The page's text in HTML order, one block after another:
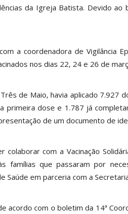
da Igreja Batista. Devido
a coordenadora de Vigilância
nos dias 22, 24 e 26 de
de Maio, havia aplicado 7.927
primeira dose e 1.787 já
de um documento de
colaborar com a Vacinação
famílias que passaram por
Saúde em parceria com a
acordo com o boletim da 14ª